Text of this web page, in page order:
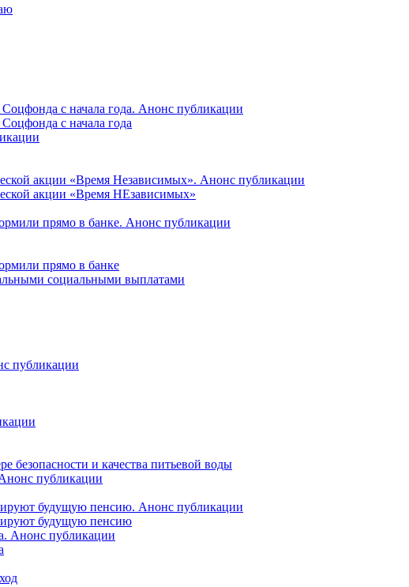
с начала года. Анонс публикации
с начала года
акции «Время Независимых». Анонс публикации
акции «Время НЕзависимых»
прямо в банке. Анонс публикации
прямо в банке
социальными выплатами
публикации
безопасности и качества питьевой воды
публикации
будущую пенсию. Анонс публикации
будущую пенсию
Анонс публикации